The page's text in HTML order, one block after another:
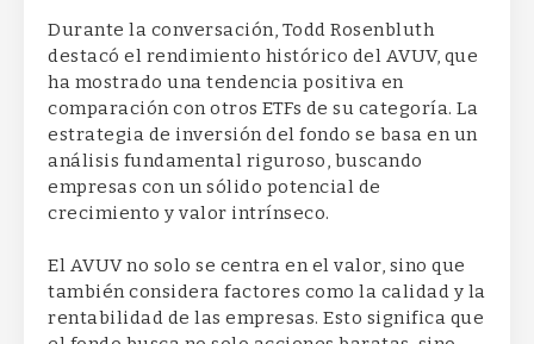
Durante la conversación, Todd Rosenbluth
destacó el rendimiento histórico del AVUV, que
ha mostrado una tendencia positiva en
comparación con otros ETFs de su categoría. La
estrategia de inversión del fondo se basa en un
análisis fundamental riguroso, buscando
empresas con un sólido potencial de
crecimiento y valor intrínseco.
El AVUV no solo se centra en el valor, sino que
también considera factores como la calidad y la
rentabilidad de las empresas. Esto significa que